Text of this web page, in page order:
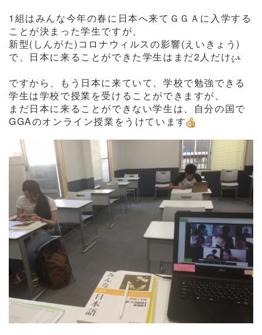
1組はみんな今年の春に日本へ来てＧＧＡに入学する
ことが決まった学生ですが、
新型(しんがた)コロナウィルスの影響(えいきょう)
で、日本に来ることができた学生はまだ2人だけ
ですから、もう日本に来ていて、学校で勉強できる
学生は学校で授業を受けることができますが、
まだ日本に来ることができない学生は、自分の国で
GGAのオンライン授業をうけています